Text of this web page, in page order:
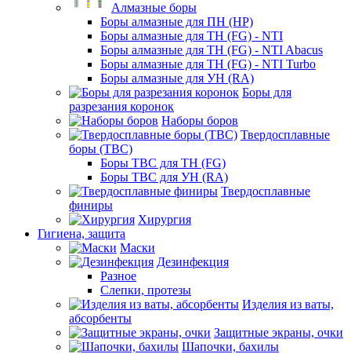
Алмазные боры
Боры алмазные для ПН (HP)
Боры алмазные для ТН (FG) - NTI
Боры алмазные для ТН (FG) - NTI Abacus
Боры алмазные для ТН (FG) - NTI Turbo
Боры алмазные для УН (RA)
Боры для
разрезания коронок
Наборы боров
Твердосплавные
боры (ТВС)
Боры ТВС для ТН (FG)
Боры ТВС для УН (RA)
Твердосплавные
финиры
Хирургия
Гигиена, защита
Маски
Дезинфекция
Разное
Слепки, протезы
Изделия из ваты,
абсорбенты
Защитные экраны, очки
Шапочки, бахилы